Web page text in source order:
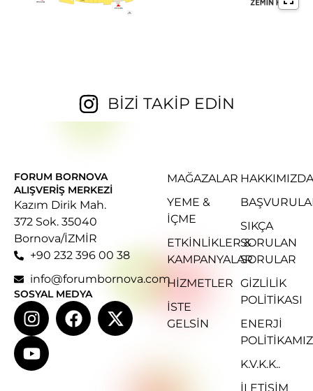
BİZİ TAKİP EDİN
FORUM BORNOVA
ALIŞVERIŞ MERKEZI
Kazım Dirik Mah.
372 Sok. 35040
Bornova/İZMİR
+90 232 396 00 38
info@forumbornova.com
SOSYAL MEDYA
MAĞAZALAR
YEME &
İÇME
ETKINLIKLER &
KAMPANYALAR
HIZMETLER
İSTE
GELSIN
HAKKIMIZDA
SIKÇA
SORULAN
SORULAR
GIZLILIK
POLITIKASI
ENERJI
POLITIKAMIZ
K.V.K.K..
İLETİŞİM